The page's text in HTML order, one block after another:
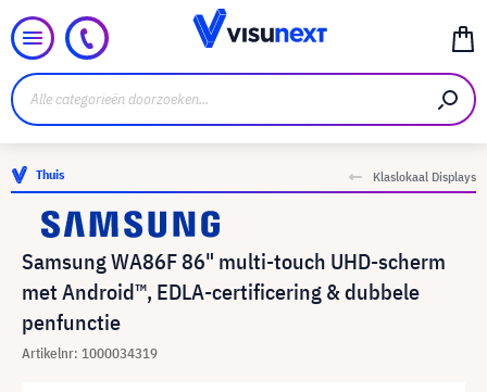
Thuis Klaslokaal Displays
Samsung WA86F 86" multi-touch UHD-scherm
met Android™, EDLA-certificering & dubbele
penfunctie
Artikelnr: 1000034319